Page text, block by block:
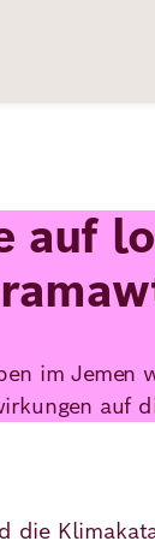
auf
im
auf
die